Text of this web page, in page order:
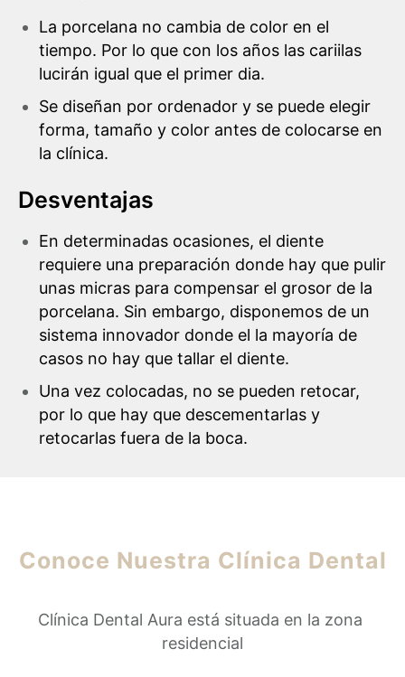
La porcelana no cambia de color en el
tiempo. Por lo que con los años las cariilas
lucirán igual que el primer dia.
Se diseñan por ordenador y se puede elegir
forma, tamaño y color antes de colocarse en
la clínica.
Desventajas
En determinadas ocasiones, el diente
requiere una preparación donde hay que pulir
unas micras para compensar el grosor de la
porcelana. Sin embargo, disponemos de un
sistema innovador donde el la mayoría de
casos no hay que tallar el diente.
Una vez colocadas, no se pueden retocar,
por lo que hay que descementarlas y
retocarlas fuera de la boca.
Conoce Nuestra Clínica Dental
Clínica Dental Aura está situada en la zona
residencial